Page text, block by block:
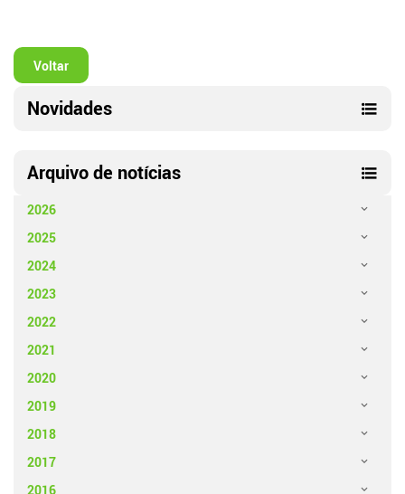
Voltar
Novidades
Arquivo de notícias
2026
2025
2024
2023
2022
2021
2020
2019
2018
2017
2016